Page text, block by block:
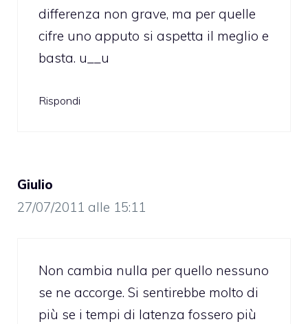
differenza non grave, ma per quelle
cifre uno apputo si aspetta il meglio e
basta. u__u
Rispondi
Giulio
27/07/2011 alle 15:11
Non cambia nulla per quello nessuno
se ne accorge. Si sentirebbe molto di
più se i tempi di latenza fossero più